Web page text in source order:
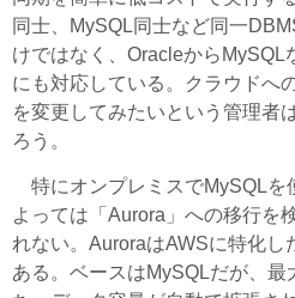
同士、MySQL同士など同一
けではなく、Oracleから
にも対応している。クラウドへ
を変更してみたいという管理者
ろう。
特にオンプレミスでMySQLを
よっては「Aurora」への移行を
れない。AuroraはAWSに特化し
ある。ベースはMySQLだが、